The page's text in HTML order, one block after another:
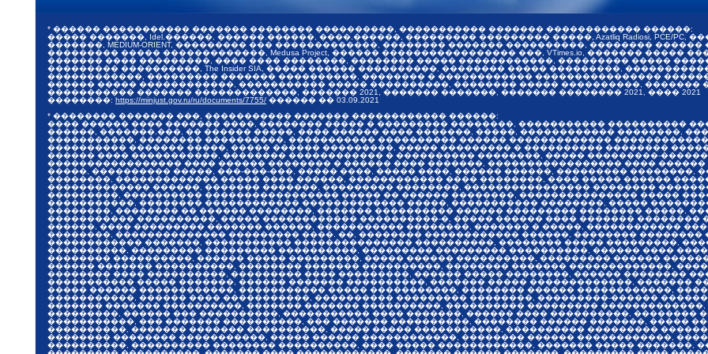
* ������ ����������� ������� �������� ����������, ����������� ������� ������������ ������:
����� �������, Idel.������, ������.������, ����.������, ��������� ��������� �����, Azatliq Radiosi, PCE/
�������, MEDIUM-ORIENT, ��������� ��� �������������, �������� ������� ����������, ��������
��������� ����� �������������, Medusa Project, ������ ����������������� ���, VTimes.io, �������
������� ���� ���������, ���� ���� ��������, �������� ����� ������������, ��������� �����
��������� ����������, The Insider SIA, ����� ������ ����������, �������� ����� ���������,
������������, ��������� ������� ����������, �������� � ������������ ����������������
������ ����� ������������, ����������� ����� ����������, �������� ����� ����������, �������
����������� ������� �������������, ������� 2021, ������� �������, ������� �������� 2021, ���� 2021
��������: https://minjust.gov.ru/ru/documents/7755/ ������ �� 03.09.2021
* �������� ������� ���, ����������� ������� ������������ ������:
���� ������ ���� ������� ����, �������� ����� � ��������� ��������, ����������� ����������
������, �������.���, �� ������ �����, ���� ������ ���� �������, �����, ������������ ��������,
�����������, �������� ����������, ����������� ���������� ������ �������������
���������� ������� �����, ����� ������ ���������, ����� ��������� � ���������� ��������
������ ���� �����������, �������� ������������ � ���������� ��������, ����� ���������-
����������������� ���� ������ �������� � ������ ���� �������, ����������������� ����
�����, ���������� �����, ���-���-���, ����� ����, ����� ����, ������ ������, ��������� ��������,
��������, ������������� ����� ���� ������, ������������ ���� ��������, ���� ����� ������
������������� ������, ������� �������, ��������� ��������, ���������������� ��������
���������, ���������� ����������������� ����� �� ������ ��������, ��������������� �����
�����������, �������� ������������ ������������� �����, ����������� ��������, �����
��������, �������� �� ������ ��������, ������� ���������� ������ ��������� �������� �����,
����������� ����������, ����� ������������ ����������-�, ����� ������ ���� ������� ��������
������, ���� ��������� ������� ������, ����������� ��������, ������� � �����, ������������
��������, �������������� ��������� ����. ��, �������� ������������ ������, �������� ��������
������������ �������, ����������� ��������������� ����������, �������� ����� ���������,
����������, ��������� ��������� ����������, ��������� ��������� ����������, ������ ����
�������� ����������, ������ ����� ���������, ����� ������ ����������, ��������� ������
������ ������� ����������, �������� ������� ����������, �������� ������� �������������,
�������� ���� ����������, ��������� ���� ���������, ������ ����� ��������, ������ ��������
����������� ����� �������, ������ ������� ����������, ������� ����� �������������, �������
����� ������ ������������, ����������� ����� �����������, �������� ������ ������������,
�����������, ������ ���� �����������, ���������� ��������� ��������, ���������-������
������� ������� ����������, ������� ������� ����������, ���������� ���������
���������, ������ ��� ����������, ����������� ���� �������, ������ ���� ����������, ��������
�����������, ��� ������� ����������, ��� ������� ����������, �������� ������ �������, �����
����������, ������� ������� ����������, ����� ����� �����������, ���������� ���������
�������� �������� �����������, ����� ������ ������������, �������� ������ ������������,
����������, ���������� �������� ����������, ���� ����� ������������, ������� ����� �������,